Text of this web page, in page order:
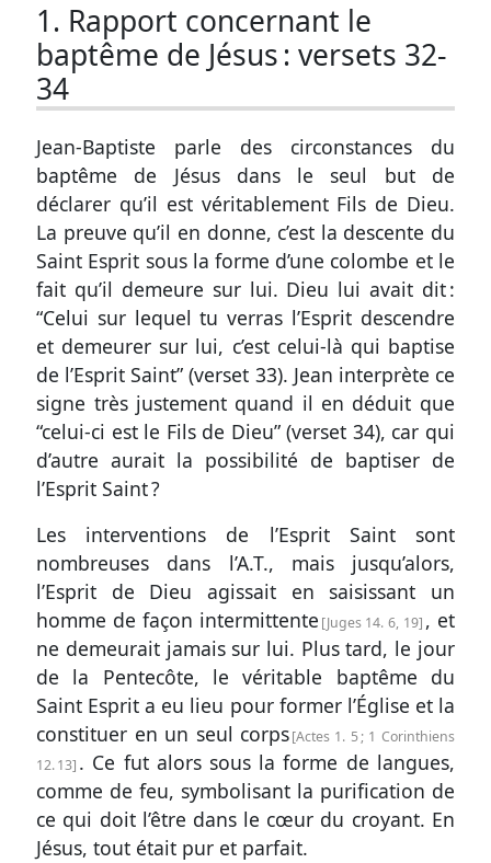
1. Rapport concernant le
baptême de Jésus :versets 32-
34
Jean-Baptiste parle des circonstances du
baptême de Jésus dans le seul but de
déclarer qu’il est véritablement Fils de Dieu.
La preuve qu’il en donne, c’est la descente du
Saint Esprit sous la forme d’une colombe et le
fait qu’il demeure sur lui. Dieu lui avait dit :
“Celui sur lequel tu verras l’Esprit descendre
et demeurer sur lui, c’est celui-là qui baptise
de l’Esprit Saint” (verset 33). Jean interprète ce
signe très justement quand il en déduit que
“celui-ci est le Fils de Dieu” (verset 34), car qui
d’autre aurait la possibilité de baptiser de
l’Esprit Saint ?
Les interventions de l’Esprit Saint sont
nombreuses dans l’A.T., mais jusqu’alors,
l’Esprit de Dieu agissait en saisissant un
homme de façon intermittente Juges 14. 6, 19 , et
ne demeurait jamais sur lui. Plus tard, le jour
de la Pentecôte, le véritable baptême du
Saint Esprit a eu lieu pour former l’Église et la
constituer en un seul corps Actes 1. 5; 1 Corinthiens
12. 13 . Ce fut alors sous la forme de langues,
comme de feu, symbolisant la purification de
ce qui doit l’être dans le cœur du croyant. En
Jésus, tout était pur et parfait.